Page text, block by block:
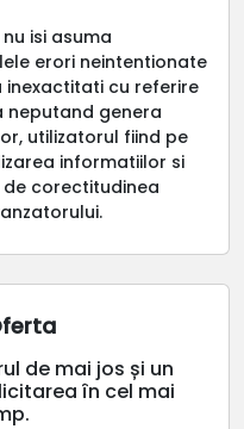
nu isi asuma
erori neintentionate
inexactitati cu referire
neputand genera
utilizatorul fiind pe
informatiilor si
corectitudinea
de mai jos și un
în cel mai